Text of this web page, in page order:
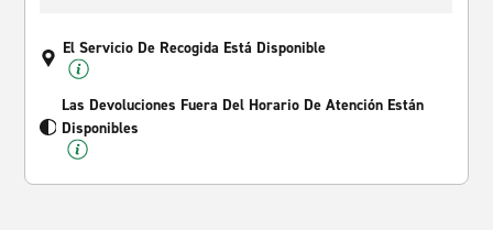
El Servicio De Recogida Está Disponible
Las Devoluciones Fuera Del Horario De Atención Están
Disponibles